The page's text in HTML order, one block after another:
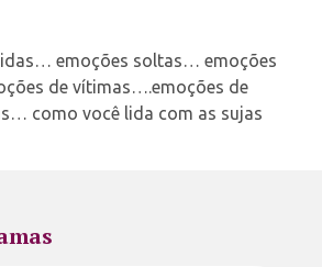
emoções soltas… emoções
de vítimas….emoções de
como você lida com as sujas